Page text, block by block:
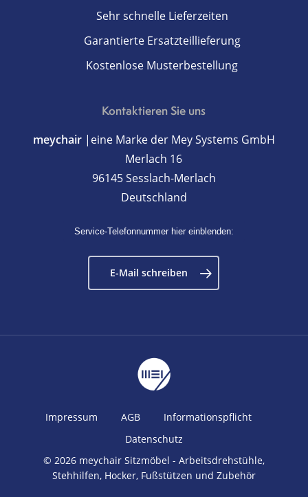
Sehr schnelle Lieferzeiten
Garantierte Ersatzteillieferung
Kostenlose Musterbestellung
Kontaktieren Sie uns
meychair|eine Marke der Mey Systems GmbH
Merlach 16
96145 Sesslach-Merlach
Deutschland
Service-Telefonnummer hier einblenden:
E-Mail schreiben
Impressum AGB
Informationspflicht
Datenschutz
© 2026 meychair Sitzmöbel - Arbeitsdrehstühle,
Stehhilfen, Hocker, Fußstützen und Zubehör